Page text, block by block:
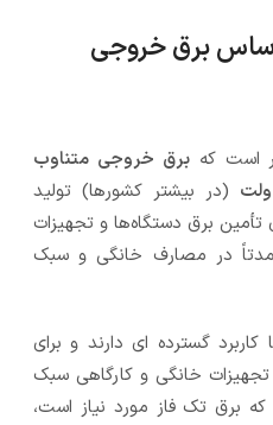
است کهبرق خروجی متناوب
(در بیشتر کشورها) تولید
برق دستگاه‌ها و تجهیزات
در مصارف خانگی و سبک
گسترده ای دارند و برای
خانگی و کارگاهی سبک
برق تک فاز مورد نیاز است،